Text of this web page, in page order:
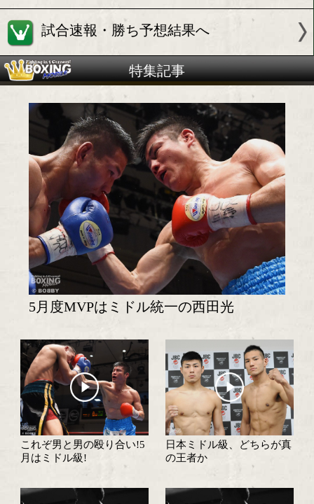
試合情報
試合日程・勝ち予想へ
試合速報・勝ち予想結果へ
特集記事